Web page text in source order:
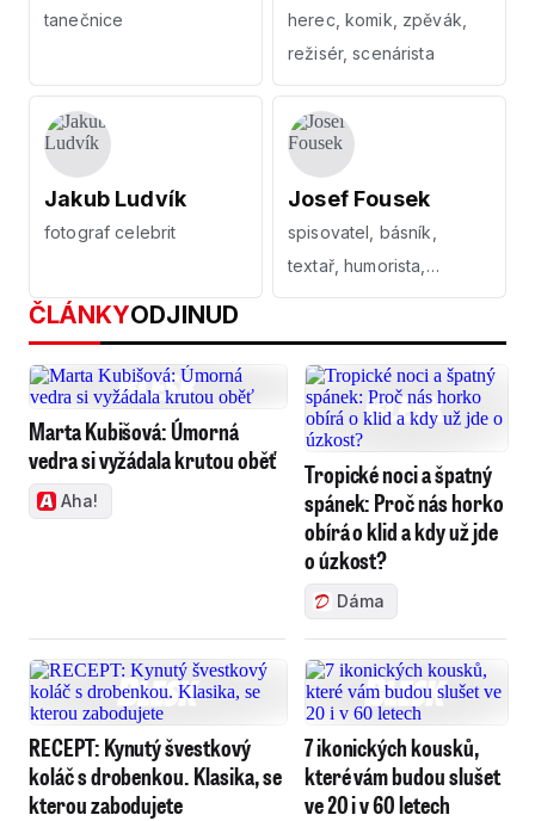
tanečnice
herec, komik, zpěvák,
režisér, scenárista
Jakub Ludvík
fotograf celebrit
Josef Fousek
spisovatel, básník,
textař, humorista,
písničkář, fotograf
ČLÁNKYODJINUD
Marta Kubišová: Úmorná
vedra si vyžádala krutou oběť
Aha!
Tropické noci a špatný
spánek: Proč nás horko
obírá o klid a kdy už jde
o úzkost?
Dáma
RECEPT: Kynutý švestkový
koláč s drobenkou. Klasika, se
kterou zabodujete
7 ikonických kousků,
které vám budou slušet
ve 20 i v 60 letech